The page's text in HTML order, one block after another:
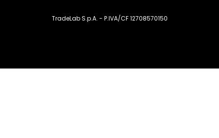
TradeLab S.p.A. - P.IVA/CF 12708570150